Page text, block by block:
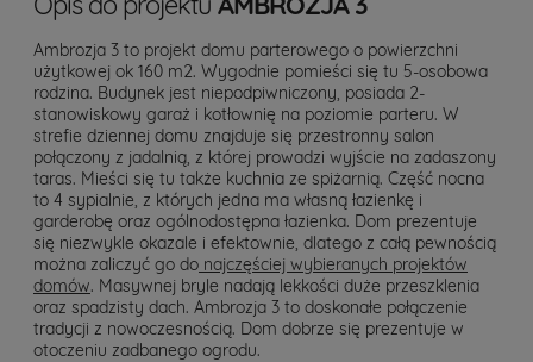
Ambrozja 3 to projekt domu parterowego o powierzchni
użytkowej ok 160 m2. Wygodnie pomieści się tu 5-osobowa
rodzina. Budynek jest niepodpiwniczony, posiada 2-
stanowiskowy garaż i kotłownię na poziomie parteru. W
strefie dziennej domu znajduje się przestronny salon
połączony z jadalnią, z której prowadzi wyjście na zadaszony
taras. Mieści się tu także kuchnia ze spiżarnią. Część nocna
to 4 sypialnie, z których jedna ma własną łazienkę i
garderobę oraz ogólnodostępna łazienka. Dom prezentuje
się niezwykle okazale i efektownie, dlatego z całą pewnością
można zaliczyć go do najczęściej wybieranych projektów
domów. Masywnej bryle nadają lekkości duże przeszklenia
oraz spadzisty dach. Ambrozja 3 to doskonałe połączenie
tradycji z nowoczesnością. Dom dobrze się prezentuje w
otoczeniu zadbanego ogrodu.